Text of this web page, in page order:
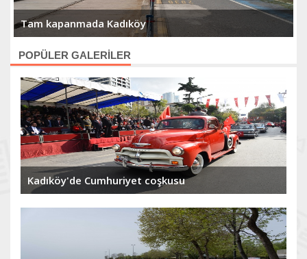
Tam kapanmada Kadıköy
POPÜLER GALERİLER
Kadıköy'de Cumhuriyet coşkusu